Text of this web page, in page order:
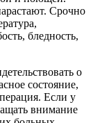
Срочно
бледность,
о
состояние,
Если у
внимание